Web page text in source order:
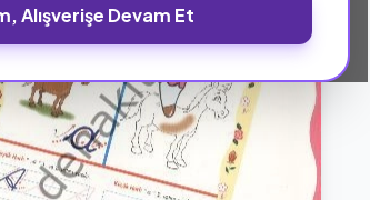
Alışverişe Devam Et